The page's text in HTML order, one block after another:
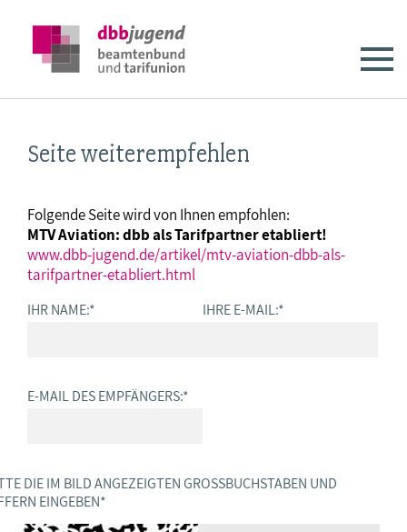
Seite weiterempfehlen
Folgende Seite wird von Ihnen empfohlen:
MTV Aviation: dbb als Tarifpartner etabliert!
www.dbb-jugend.de/artikel/mtv-aviation-dbb-als-
tarifpartner-etabliert.html
IHR NAME:* IHRE E-MAIL:*
E-MAIL DES EMPFÄNGERS:*
DIE IM BILD ANGEZEIGTEN GROSSBUCHSTABEN UND Z
EINGEBEN *